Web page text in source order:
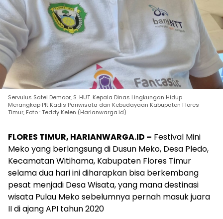
Servulus Satel Demoor, S. HUT. Kepala Dinas Lingkungan Hidup
Merangkap Plt Kadis Pariwisata dan Kebudayaan Kabupaten Flores
Timur, Foto : Teddy Kelen (Harianwarga.id)
FLORES TIMUR, HARIANWARGA.ID – Festival Mini
Meko yang berlangsung di Dusun Meko, Desa Pledo,
Kecamatan Witihama, Kabupaten Flores Timur
selama dua hari ini diharapkan bisa berkembang
pesat menjadi Desa Wisata, yang mana destinasi
wisata Pulau Meko sebelumnya pernah masuk juara
II di ajang API tahun 2020